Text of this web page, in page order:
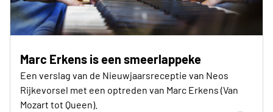
Marc Erkens is een smeerlappeke
Een verslag van de Nieuwjaarsreceptie van Neos
Rijkevorsel met een optreden van Marc Erkens (Van
Mozart tot Queen).